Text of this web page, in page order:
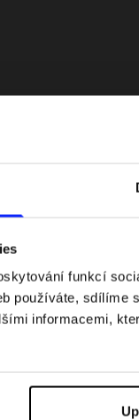
funkcí
používáte,
informacemi,